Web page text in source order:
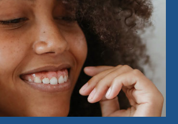
Photoshop